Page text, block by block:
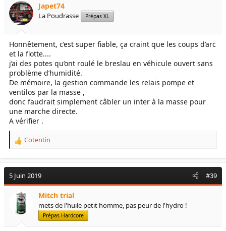
Japet74
La Poudrasse Prépas XL
Honnêtement, c’est super fiable, ça craint que les coups d’arc
et la flotte....
j’ai des potes qu’ont roulé le breslau en véhicule ouvert sans
problème d’humidité.
De mémoire, la gestion commande les relais pompe et
ventilos par la masse ,
donc faudrait simplement câbler un inter à la masse pour
une marche directe.
A vérifier .
R
t
o
n
s
:
Cotentin
5 Juin 2019 #39
Mitch trial
mets de l'huile petit homme, pas peur de l'hydro !
Prépas Hardcore